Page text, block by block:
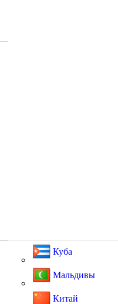
Куба
Мальдивы
Китай